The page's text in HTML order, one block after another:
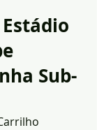
Estádio
Sub-